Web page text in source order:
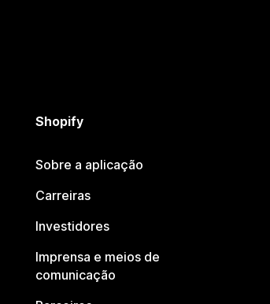
Shopify
Sobre a aplicação
Carreiras
Investidores
Imprensa e meios de
comunicação